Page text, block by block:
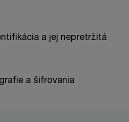
a jej nepretržitá
a šifrovania